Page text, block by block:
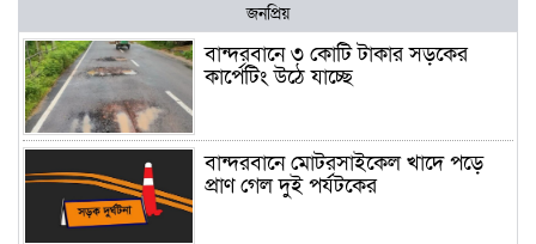
জনপ্রিয়
বান্দরবানে ৩ কোটি টাকার সড়কের
কার্পেটিং উঠে যাচ্ছে
বান্দরবানে মোটরসাইকেল খাদে পড়ে
প্রাণ গেল দুই পর্যটকের